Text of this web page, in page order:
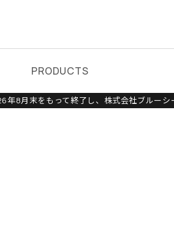
PRODUCTS
8月末をもって終了し、株式会社ブルーシ